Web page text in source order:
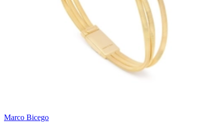
Marco Bicego